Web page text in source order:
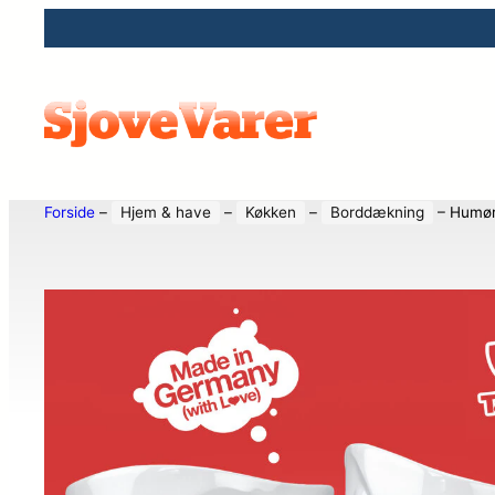
Forside – Hjem & have – Køkken – Borddækning –